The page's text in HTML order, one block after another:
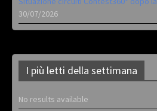
30/07/2026
I più letti della settimana
No results available